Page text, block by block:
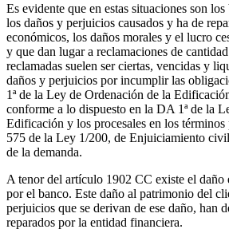
Es evidente que en estas situaciones son
los daños y perjuicios causados y ha de
económicos, los daños morales y el lucro
y que dan lugar a reclamaciones de
reclamadas suelen ser ciertas, vencidas y
daños y perjuicios por incumplir las
1ª de la Ley de Ordenación de la
conforme a lo dispuesto en la DA 1ª de la
Edificación y los procesales en los
575 de la Ley 1/200, de Enjuiciamiento
de la demanda.
A tenor del artículo 1902 CC existe el daño
por el banco. Este daño al patrimonio del
perjuicios que se derivan de ese daño, han
reparados por la entidad financiera.